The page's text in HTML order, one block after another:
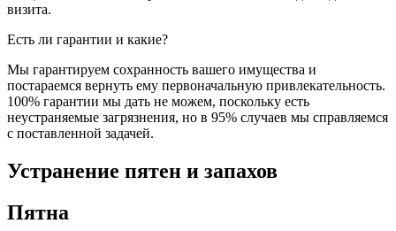
визита.
Есть ли гарантии и какие?
Мы гарантируем сохранность вашего имущества и
постараемся вернуть ему первоначальную привлекательность.
100% гарантии мы дать не можем, поскольку есть
неустраняемые загрязнения, но в 95% случаев мы справляемся
с поставленной задачей.
Устранение пятен и запахов
Пятна